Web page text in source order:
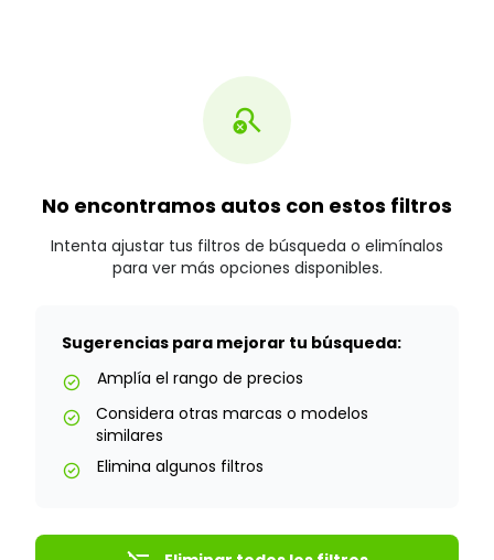
search_off
No encontramos autos con estos filtros
Intenta ajustar tus filtros de búsqueda o elimínalos
para ver más opciones disponibles.
Sugerencias para mejorar tu búsqueda:
check_circle Amplía el rango de precios
check_circle
Considera otras marcas o modelos
similares
check_circle Elimina algunos filtros